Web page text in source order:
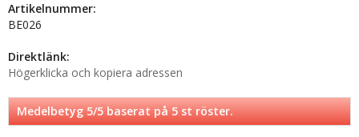
Artikelnummer:
BE026
Direktlänk:
Högerklicka och kopiera adressen
Medelbetyg5/5 baserat på5st röster.